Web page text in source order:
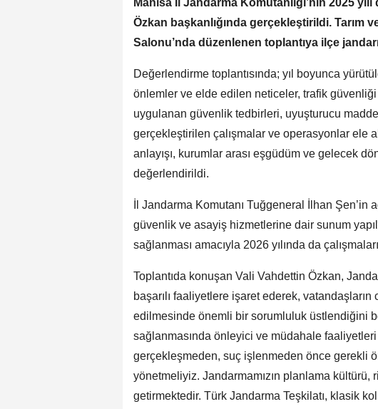
Manisa İl Jandarma Komutanlığı’nın 2025
Özkan başkanlığında gerçekleştirildi. Tarım
Salonu’nda düzenlenen toplantıya ilçe
Değerlendirme toplantısında; yıl boyunca
önlemler ve elde edilen neticeler, trafik
uygulanan güvenlik tedbirleri, uyuşturucu
gerçekleştirilen çalışmalar ve operasyonlar ele
anlayışı, kurumlar arası eşgüdüm ve gelecek
değerlendirildi.
İl Jandarma Komutanı Tuğgeneral İlhan Şen’in
güvenlik ve asayiş hizmetlerine dair sunum
sağlanması amacıyla 2026 yılında da
Toplantıda konuşan Vali Vahdettin Özkan,
başarılı faaliyetlere işaret ederek,
edilmesinde önemli bir sorumluluk üstlendiğini
sağlanmasında önleyici ve müdahale faaliyetleri
gerçekleşmeden, suç işlenmeden önce gerekli
yönetmeliyiz. Jandarmamızın planlama kültürü,
getirmektedir. Türk Jandarma Teşkilatı, klasik